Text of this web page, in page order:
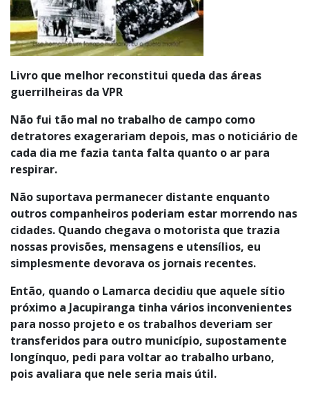
Livro que melhor reconstitui queda das áreas
guerrilheiras da VPR
Não fui tão mal no trabalho de campo como
detratores exagerariam depois, mas o noticiário de
cada dia me fazia tanta falta quanto o ar para
respirar.
Não suportava permanecer distante enquanto
outros companheiros poderiam estar morrendo nas
cidades. Quando chegava o motorista que trazia
nossas provisões, mensagens e utensílios, eu
simplesmente devorava os jornais recentes.
Então, quando o Lamarca decidiu que aquele sítio
próximo a Jacupiranga tinha vários inconvenientes
para nosso projeto e os trabalhos deveriam ser
transferidos para outro município, supostamente
longínquo, pedi para voltar ao trabalho urbano,
pois avaliara que nele seria mais útil.